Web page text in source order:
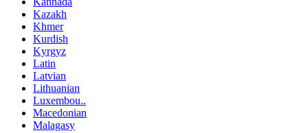
Kazakh
Khmer
Kurdish
Kyrgyz
Latin
Latvian
Lithuanian
Luxembou..
Macedonian
Malagasy